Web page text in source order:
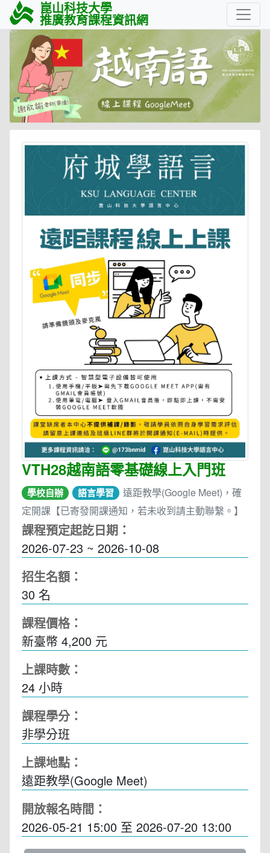
崑山科技大學
推廣教育課程資訊網
VTH28越南語零基礎線上入門班
學校自辦 語言學習
遠距教學(Google Meet)，確
定開課【已寄發開課通知，若未收到請主動聯繫。】
課程預定起訖日期：
2026-07-23 ~ 2026-10-08
招生名額：
30 名
課程價格：
新臺幣 4,200 元
上課時數：
24 小時
課程學分：
非學分班
上課地點：
遠距教學(Google Meet)
開放報名時間：
2026-05-21 15:00 至 2026-07-20 13:00